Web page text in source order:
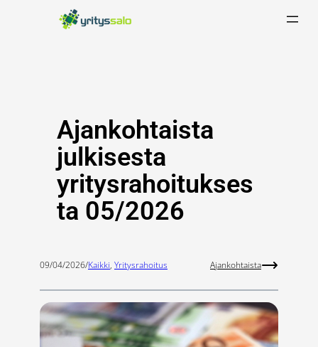
Ajankohtaista
julkisesta
yritysrahoitukses
ta 05/2026
09/04/2026/Kaikki, Yritysrahoitus Ajankohtaista